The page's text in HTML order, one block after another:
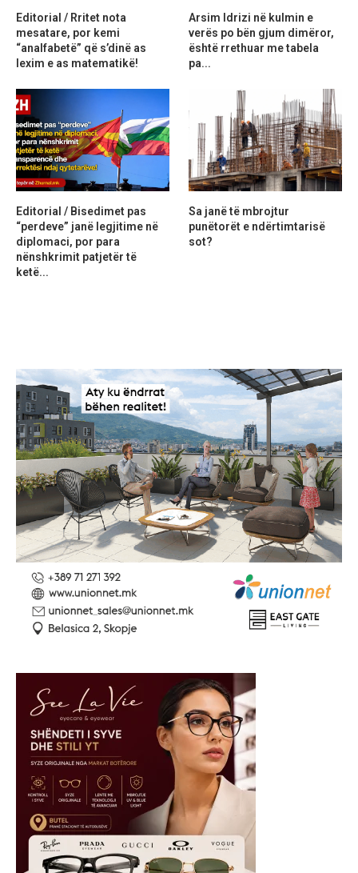
Editorial / Rritet nota
mesatare, por kemi
“analfabetë” që s’dinë as
lexim e as matematikë!
Arsim Idrizi në kulmin e
verës po bën gjum dimëror,
është rrethuar me tabela
pa...
Editorial / Bisedimet pas
“perdeve” janë legjitime në
diplomaci, por para
nënshkrimit patjetër të
ketë...
Sa janë të mbrojtur
punëtorët e ndërtimtarisë
sot?